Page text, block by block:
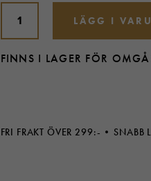
LÄGG I
FINNS I LAGER FÖR
FRI FRAKT ÖVER 299:- SNABB